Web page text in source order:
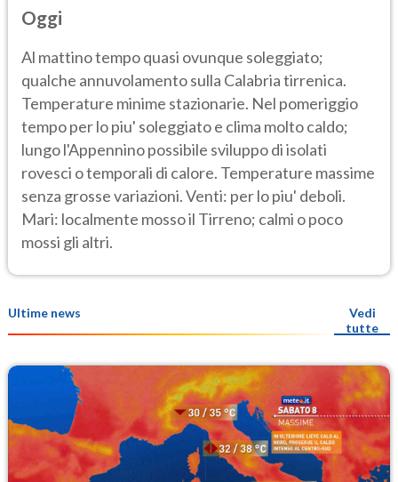
Oggi
Al mattino tempo quasi ovunque soleggiato;
qualche annuvolamento sulla Calabria tirrenica.
Temperature minime stazionarie. Nel pomeriggio
tempo per lo piu' soleggiato e clima molto caldo;
lungo l'Appennino possibile sviluppo di isolati
rovesci o temporali di calore. Temperature massime
senza grosse variazioni. Venti: per lo piu' deboli.
Mari: localmente mosso il Tirreno; calmi o poco
mossi gli altri.
Ultime news
Vedi
tutte